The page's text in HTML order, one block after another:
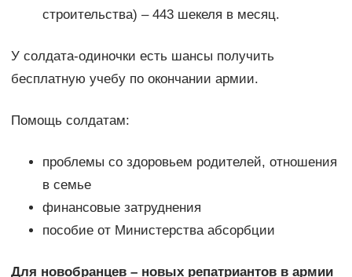
строительства) – 443 шекеля в месяц.
У солдата-одиночки есть шансы получить
бесплатную учебу по окончании армии.
Помощь солдатам:
проблемы со здоровьем родителей, отношения
в семье
финансовые затруднения
пособие от Министерства абсорбции
Для новобранцев – новых репатриантов в армии